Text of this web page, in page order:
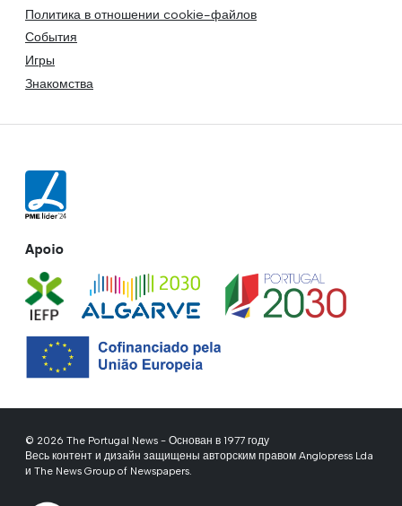
Политика в отношении cookie-файлов
События
Игры
Знакомства
Apoio
© 2026 The Portugal News - Основан в 1977 году
Весь контент и дизайн защищены авторским правом Anglopress Lda
и The News Group of Newspapers.